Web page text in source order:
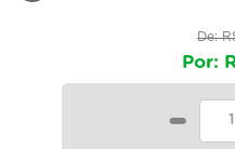
De:
Por:
-